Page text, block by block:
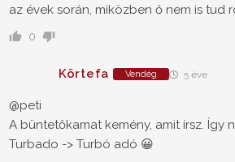
az évek során, miközben ő nem is tud
0
Körtefa Vendég 5 éve
@peti
A büntetőkamat kemény, amit írsz. Így
Turbado -> Turbó adó 😀